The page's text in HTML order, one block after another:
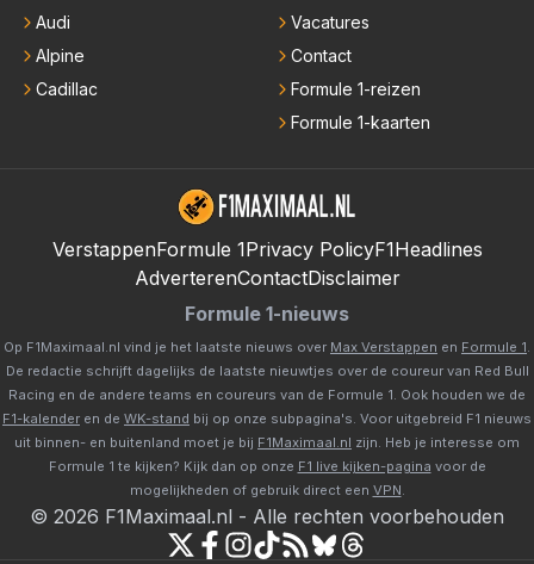
Audi
Alpine
Cadillac
Vacatures
Contact
Formule 1-reizen
Formule 1-kaarten
VerstappenFormule 1Privacy PolicyF1Headlines
AdverterenContactDisclaimer
Formule 1-nieuws
Op F1Maximaal.nl vind je het laatste nieuws over Max Verstappen en Formule 1
De redactie schrijft dagelijks de laatste nieuwtjes over de coureur van Red Bull
Racing en de andere teams en coureurs van de Formule 1. Ook houden we de
F1-kalender en de WK-stand bij op onze subpagina's. Voor uitgebreid F1 nieuws
uit binnen- en buitenland moet je bij F1Maximaal.nl zijn. Heb je interesse om
Formule 1 te kijken? Kijk dan op onze F1 live kijken-pagina voor de
mogelijkheden of gebruik direct een VPN
© 2026 F1Maximaal.nl - Alle rechten voorbehouden